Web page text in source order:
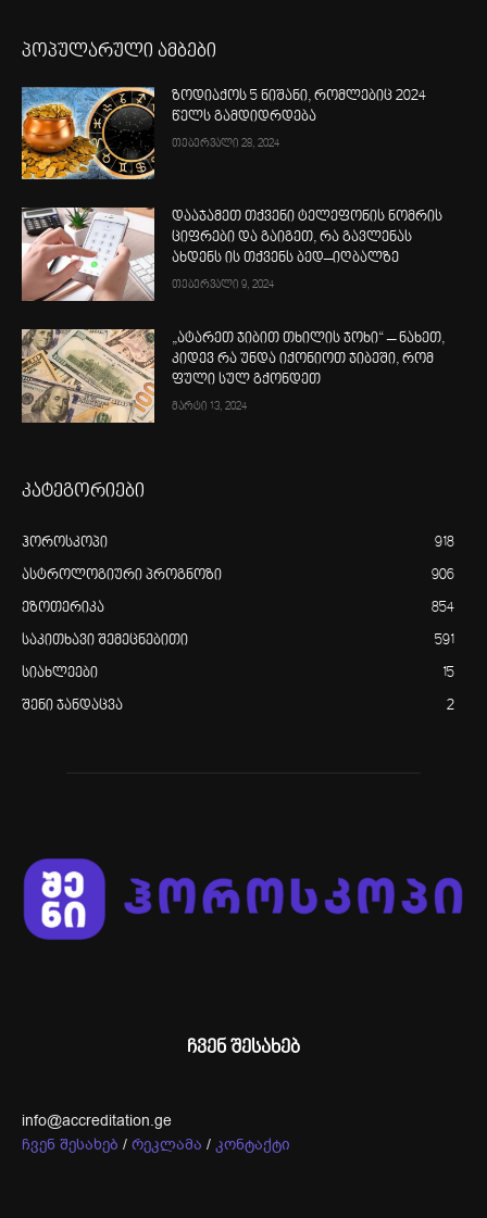
პოპულარული ამბები
ზოდიაქოს 5 ნიშანი, რომლებიც 2024
წელს გამდიდრდება
თებერვალი 28, 2024
დააჯამეთ თქვენი ტელეფონის ნომრის
ციფრები და გაიგეთ, რა გავლენას
ახდენს ის თქვენს ბედ–იღბალზე
თებერვალი 9, 2024
„ატარეთ ჯიბით თხილის ჯოხი“ – ნახეთ,
კიდევ რა უნდა იქონიოთ ჯიბეში, რომ
ფული სულ გქონდეთ
მარტი 13, 2024
კატეგორიები
ჰოროსკოპი 918
ასტროლოგიური პროგნოზი 906
ეზოთერიკა 854
საკითხავი შემეცნებითი 591
სიახლეები 15
შენი ჯანდაცვა 2
ჩვენ შესახებ
info@accreditation.ge
ჩვენ შესახებ / რეკლამა / კონტაქტი